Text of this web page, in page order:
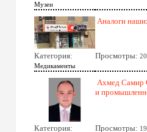
Музеи
Аналоги
Категория:
Медикаменты
Просмотры:
Ахмед Самир
и
Категория: Просмотры: